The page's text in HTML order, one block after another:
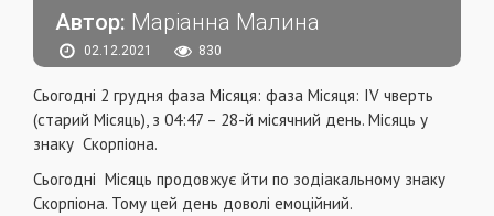
Автор: Маріанна Малина
02.12.2021 830
Сьогодні 2 грудня фаза Місяця: фаза Місяця: IV чверть
(старий Місяць), з 04:47 – 28-й місячний день. Місяць у
знаку Скорпіона.
Сьогодні Місяць продовжує йти по зодіакальному знаку
Скорпіона. Тому цей день доволі емоційний.